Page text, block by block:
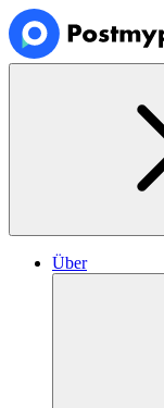
Über